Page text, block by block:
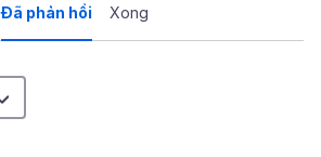
Đã phản hồi Xong